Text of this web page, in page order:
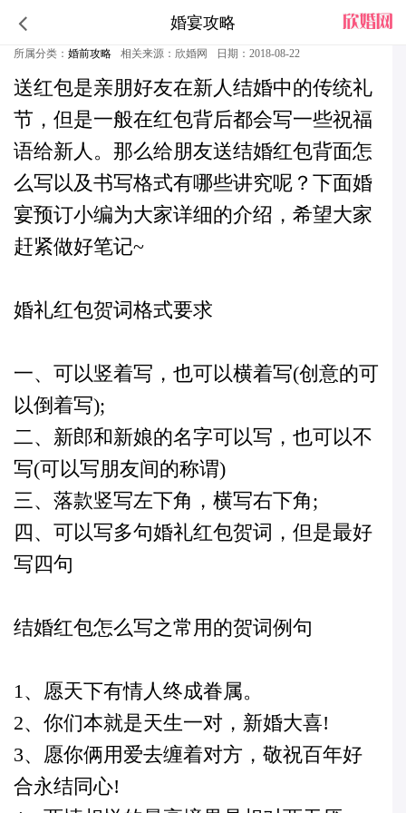
婚宴攻略
结婚红包背面怎么写
所属分类： 婚前攻略 相关来源：欣婚网 日期：2018-08-22
送红包是亲朋好友在新人结婚中的传统礼
节，但是一般在红包背后都会写一些祝福
语给新人。那么给朋友送结婚红包背面怎
么写以及书写格式有哪些讲究呢 ？下面婚
宴预订小编为大家详细的介绍，希望大家
赶紧做好笔记~
婚礼红包贺词格式要求
一、可以竖着写，也可以横着写(创意的可
以倒着写);
二、新郎和新娘的名字可以写，也可以不
写(可以写朋友间的称谓)
三、落款竖写左下角，横写右下角;
四、可以写多句婚礼红包贺词，但是最好
写四句
结婚红包怎么写之常用的贺词例句
1、愿天下有情人终成眷属。
2、你们本就是天生一对，新婚大喜!
3、愿你俩用爱去缠着对方，敬祝百年好
合永结同心!